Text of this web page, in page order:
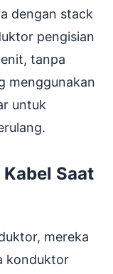
dengan stack
pengisian
tanpa
menggunakan
untuk
Saat
mereka
konduktor